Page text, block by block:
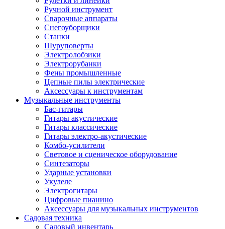
Ручной инструмент
Сварочные аппараты
Снегоуборщики
Станки
Шуруповерты
Электролобзики
Электрорубанки
Фены промышленные
Цепные пилы электрические
Аксессуары к инструментам
Музыкальные инструменты
Бас-гитары
Гитары акустические
Гитары классические
Гитары электро-акустические
Комбо-усилители
Световое и сценическое оборудование
Синтезаторы
Ударные установки
Укулеле
Электрогитары
Цифровые пианино
Аксессуары для музыкальных инструментов
Садовая техника
Садовый инвентарь